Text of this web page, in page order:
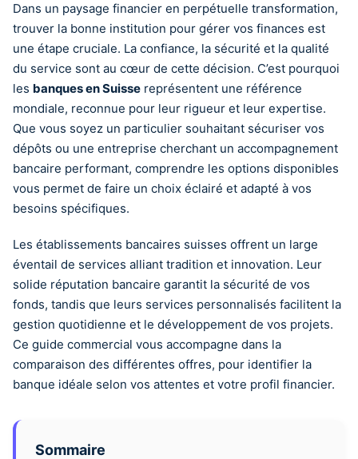
Dans un paysage financier en perpétuelle transformation,
trouver la bonne institution pour gérer vos finances est
une étape cruciale. La confiance, la sécurité et la qualité
du service sont au cœur de cette décision. C’est pourquoi
les banques en Suisse représentent une référence
mondiale, reconnue pour leur rigueur et leur expertise.
Que vous soyez un particulier souhaitant sécuriser vos
dépôts ou une entreprise cherchant un accompagnement
bancaire performant, comprendre les options disponibles
vous permet de faire un choix éclairé et adapté à vos
besoins spécifiques.
Les établissements bancaires suisses offrent un large
éventail de services alliant tradition et innovation. Leur
solide réputation bancaire garantit la sécurité de vos
fonds, tandis que leurs services personnalisés facilitent la
gestion quotidienne et le développement de vos projets.
Ce guide commercial vous accompagne dans la
comparaison des différentes offres, pour identifier la
banque idéale selon vos attentes et votre profil financier.
Sommaire